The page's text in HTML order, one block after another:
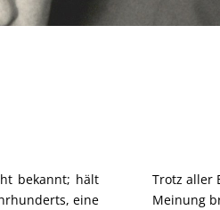
bekannt; hält
eine
Trotz aller
Meinung